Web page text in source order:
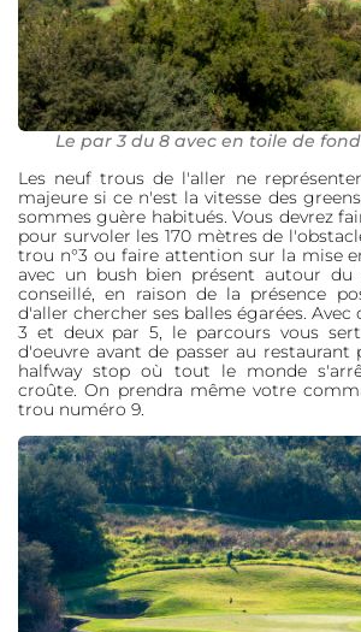
Le par 3 du 8 avec en toile de
Les neuf trous de l'aller ne
majeure si ce n'est la vitesse des
sommes guère habitués. Vous devrez
pour survoler les 170 mètres de
trou n°3 ou faire attention sur la mise
avec un bush bien présent autour du
conseillé, en raison de la présence
d'aller chercher ses balles égarées. Avec
3 et deux par 5, le parcours vous
d'oeuvre avant de passer au
halfway stop où tout le monde
croûte. On prendra même votre
trou numéro 9.